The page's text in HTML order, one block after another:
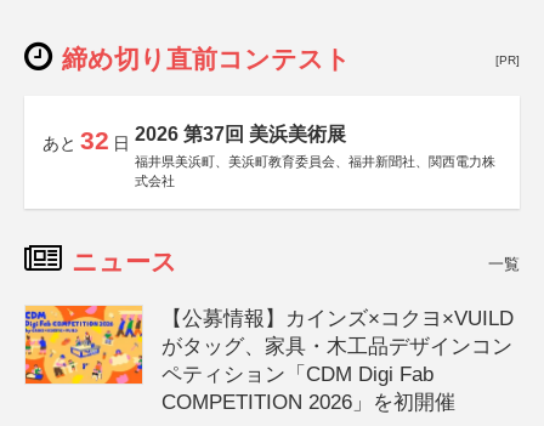
締め切り直前コンテスト [PR]
あと 32 日 2026 第37回 美浜美術展
福井県美浜町、美浜町教育委員会、福井新聞社、関西電力株
式会社
ニュース 一覧
【公募情報】カインズ×コクヨ×VUILD
がタッグ、家具・木工品デザインコン
ペティション「CDM Digi Fab
COMPETITION 2026」を初開催